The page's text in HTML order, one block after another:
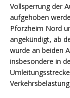
Vollsperrung der
aufgehoben
Pforzheim Nord
angekündigt, ab
wurde an beiden
insbesondere in